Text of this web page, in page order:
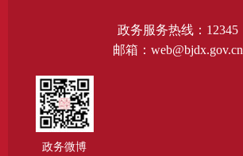
政务服务热线：12345
邮箱：web@bjdx.gov.cn
政务微博